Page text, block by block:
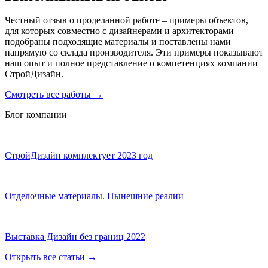
Честный отзыв о проделанной работе – примеры объектов,
для которых совместно с дизайнерами и архитекторами
подобраны подходящие материалы и поставлены нами
напрямую со склада производителя. Эти примеры показывают
наш опыт и полное представление о компетенциях компании
СтройДизайн.
Смотреть все работы →
Блог компании
СтройДизайн комплектует 2023 год
Отделочные материалы. Нынешние реалии
Выставка Дизайн без границ 2022
Открыть все статьи →